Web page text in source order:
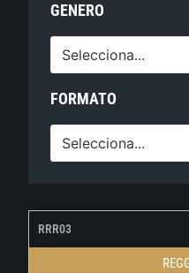
GENERO
Selecciona...
FORMATO
Selecciona...
RRR03